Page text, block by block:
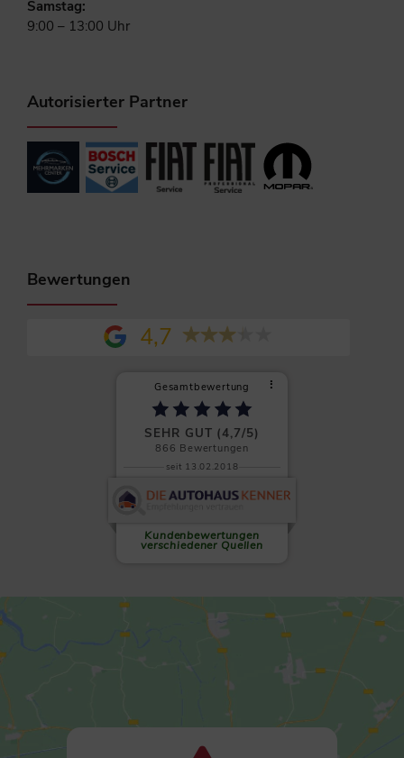
Samstag:
9:00 – 13:00 Uhr
Autorisierter Partner
Bewertungen
4,7
Gesamtbewertung ⠇
SEHR GUT (4,7/5)
866 Bewertungen
seit 13.02.2018
Kundenbewertungen
verschiedener Quellen
Clemens L.
Auf allen Ebenen absolut zu